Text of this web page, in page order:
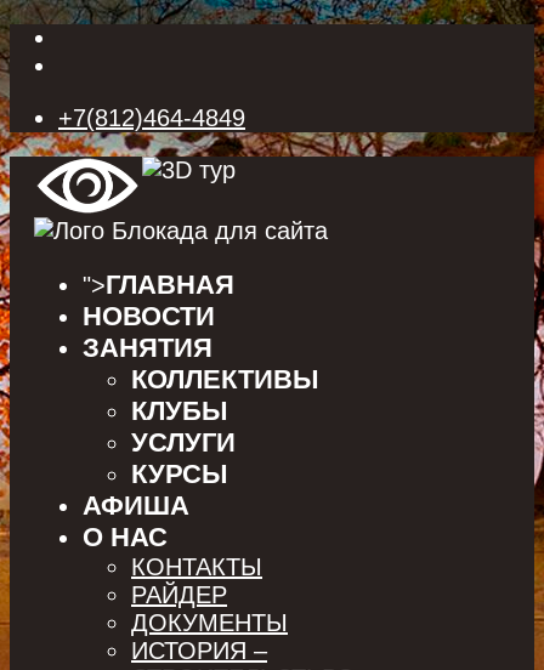
+7(812)464-4849
">ГЛАВНАЯ
НОВОСТИ
ЗАНЯТИЯ
КОЛЛЕКТИВЫ
КЛУБЫ
УСЛУГИ
КУРСЫ
АФИША
О НАС
КОНТАКТЫ
РАЙДЕР
ДОКУМЕНТЫ
ИСТОРИЯ –